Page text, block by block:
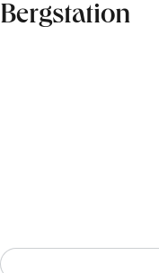
Bergstation